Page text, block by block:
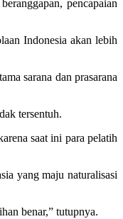
pencapaian
Indonesia akan lebih
sarana dan prasarana
tersentuh.
saat ini para pelatih
yang maju naturalisasi
benar,” tutupnya.